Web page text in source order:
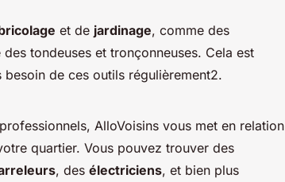
et de jardinage, comme des
tondeuses et tronçonneuses. Cela est
de ces outils régulièrement2.
AlloVoisins vous met en relation
quartier. Vous pouvez trouver des
, des électriciens, et bien plus